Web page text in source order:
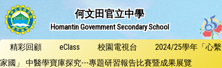
何文田官立中學
Homantin Government Secondary School
精彩回顧 eClass 校園電視台
2024/25學年「心繫
家國」 中醫學寶庫探究---專題研習報告比賽暨成果展覽